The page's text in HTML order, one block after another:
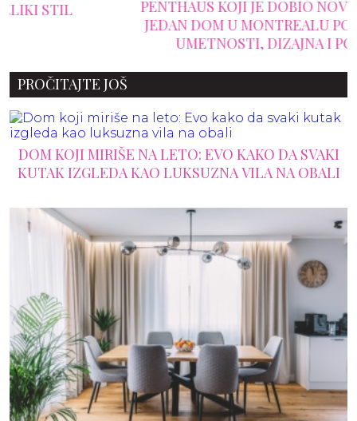
PENTHAUS KOJI JE DOBIO NOVI ŽIVOT: KAKO JE
JEDAN DOM U MONTREALU POSTAO GALERIJA
UMETNOSTI, DIZAJNA I PORODIČNIH
PROČITAJTE JOŠ
DOM KOJI MIRIŠE NA LETO: EVO KAKO DA SVAKI
KUTAK IZGLEDA KAO LUKSUZNA VILA NA OBALI